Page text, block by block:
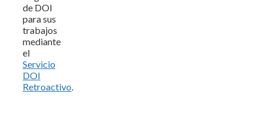
de DOI
para sus
trabajos
mediante
el
Servicio
DOI
Retroactivo.